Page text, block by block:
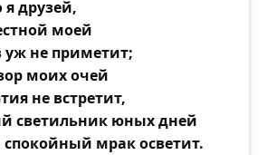
я друзей,
моей
уж не приметит;
моих очей
не встретит,
светильник юных дней
мрак осветит.